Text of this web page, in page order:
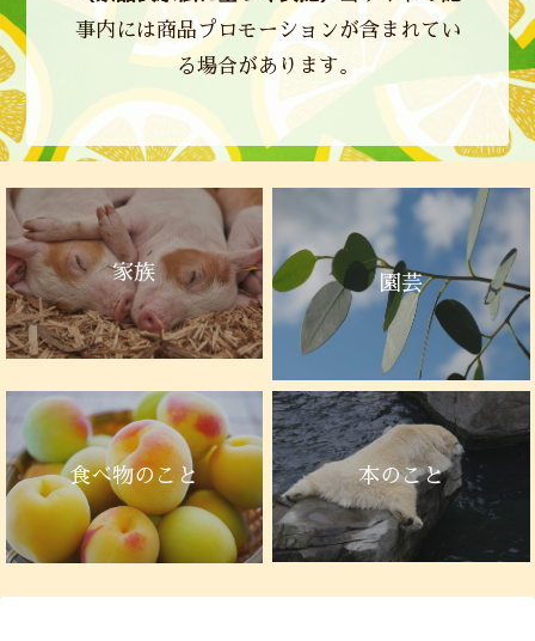
事内には商品プロモーションが含まれてい
る場合があります。
家族
園芸
食べ物のこと 本のこと